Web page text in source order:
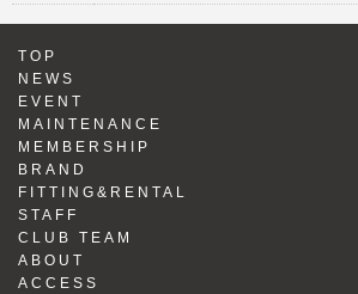
TOP
NEWS
EVENT
MAINTENANCE
MEMBERSHIP
BRAND
FITTING&RENTAL
STAFF
CLUB TEAM
ABOUT
ACCESS